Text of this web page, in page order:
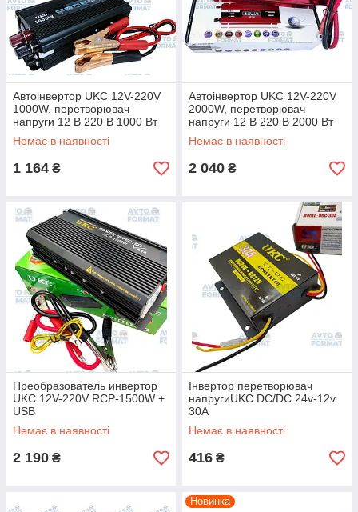
Автоінвертор UKC 12V-220V
1000W, перетворювач
напруги 12 В 220 В 1000 Вт
Немає в наявності
1 164 ₴
Автоінвертор UKC 12V-220V
2000W, перетворювач
напруги 12 В 220 В 2000 Вт
Немає в наявності
2 040 ₴
Преобразователь инвертор
UKC 12V-220V RCP-1500W +
USB
Немає в наявності
2 190 ₴
Інвертор перетворювач
напругиUKC DC/DC 24v-12v
30A
Немає в наявності
416 ₴
Новинка